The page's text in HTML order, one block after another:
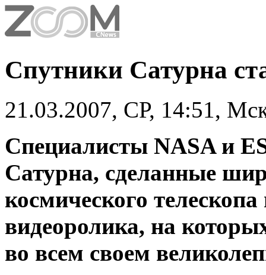
Спутники Сатурна
21.03.2007, СР, 14:51,
Специалисты NASA и
Сатурна, сделанные
космического
видеоролика, на
во всем своем